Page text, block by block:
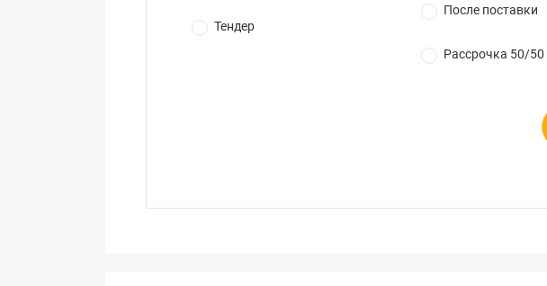
Тендер
После поставки
Рассрочка 50/50